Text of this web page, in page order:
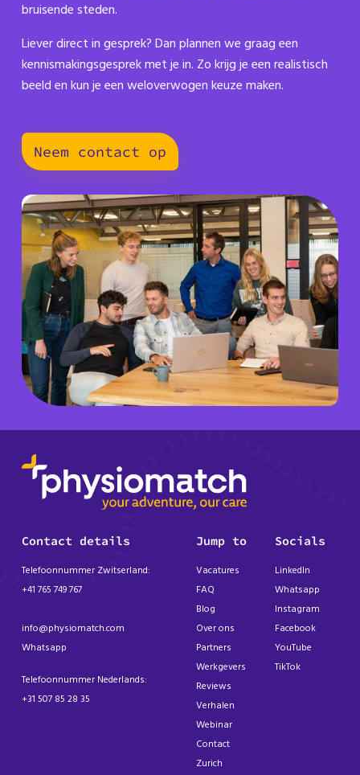
bruisende steden.
Liever direct in gesprek? Dan plannen we graag een
kennismakingsgesprek met je in. Zo krijg je een realistisch
beeld en kun je een weloverwogen keuze maken.
Neem contact op
Contact details
Telefoonnummer Zwitserland:
+41 765 749 767
info@physiomatch.com
Whatsapp
Telefoonnummer Nederlands:
+31 507 85 28 35
Jump to
Vacatures
FAQ
Blog
Over ons
Partners
Werkgevers
Reviews
Verhalen
Webinar
Contact
Zurich
Socials
LinkedIn
Whatsapp
Instagram
Facebook
YouTube
TikTok